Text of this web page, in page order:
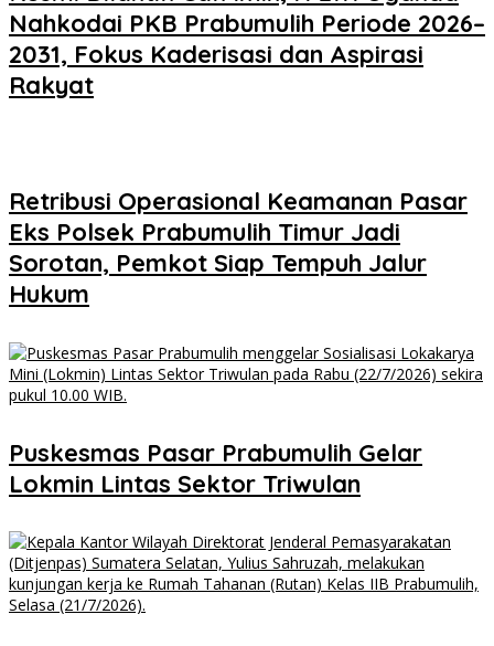
Nahkodai PKB Prabumulih Periode 2026–
2031, Fokus Kaderisasi dan Aspirasi
Rakyat
Retribusi Operasional Keamanan Pasar
Eks Polsek Prabumulih Timur Jadi
Sorotan, Pemkot Siap Tempuh Jalur
Hukum
Puskesmas Pasar Prabumulih Gelar
Lokmin Lintas Sektor Triwulan